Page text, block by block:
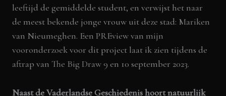
leeftijd de gemiddelde student, en verwijst het naar
de meest bekende jonge vrouw uit deze stad: Mariken
van Nieumeghen. Een PREview van mijn
vooronderzoekvoor dit project laat ik zien tijdens de
aftrap van The Big Draw9 en 10 september 2023.
Naast de Vaderlandse Geschiedenis hoort natuurlijk